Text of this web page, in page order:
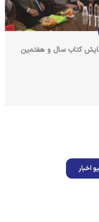
کتاب سال و هفتمین
اخبار